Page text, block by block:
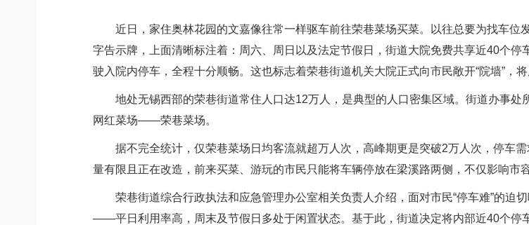
近日，家住奥林花园的文嘉像往常一样驱车前往荣巷菜场买菜。以往总要为找车位
字告示牌，上面清晰标注着：周六、周日以及法定节假日，街道大院免费共享近40个
驶入院内停车，全程十分顺畅。这也标志着荣巷街道机关大院正式向市民敞开“院墙”，
地处无锡西部的荣巷街道常住人口达12万人，是典型的人口密集区域。街道办事处
网红菜场——荣巷菜场。
据不完全统计，仅荣巷菜场日均客流就超万人次，高峰期更是突破2万人次，停车
量有限且正在改造，前来买菜、游玩的市民只能将车辆停放在梁溪路两侧，不仅影响市
荣巷街道综合行政执法和应急管理办公室相关负责人介绍，面对市民“停车难”的迫
——平日利用率高，周末及节假日多处于闲置状态。基于此，街道决定将内部近40个停